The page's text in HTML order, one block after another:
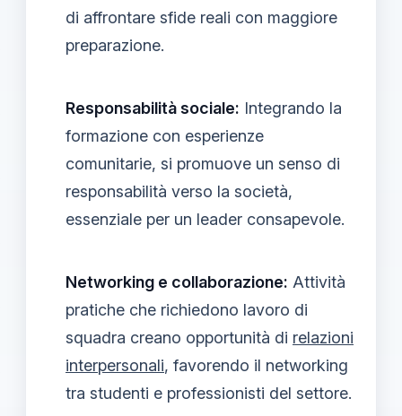
di affrontare sfide reali con maggiore
preparazione.
Responsabilità sociale: Integrando la
formazione con esperienze
comunitarie, si promuove un senso di
responsabilità verso la società,
essenziale per un leader consapevole.
Networking e collaborazione: Attività
pratiche che richiedono lavoro di
squadra creano opportunità di relazioni
interpersonali, favorendo il networking
tra studenti e professionisti del settore.